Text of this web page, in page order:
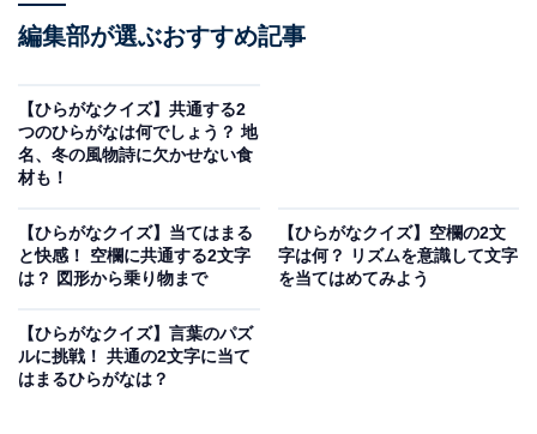
し□□ー
編集部が選ぶおすすめ記事
【ひらがなクイズ】共通する2
つのひらがなは何でしょう？ 地
名、冬の風物詩に欠かせない食
材も！
【ひらがなクイズ】当てはまる
と快感！ 空欄に共通する2文字
は？ 図形から乗り物まで
【ひらがなクイズ】空欄の2文
字は何？ リズムを意識して文字
を当てはめてみよう
【ひらがなクイズ】言葉のパズ
ルに挑戦！ 共通の2文字に当て
はまるひらがなは？